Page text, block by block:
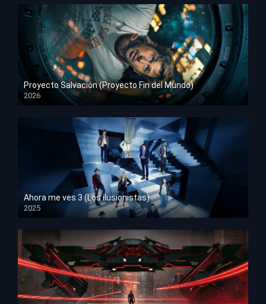
Proyecto Salvación (Proyecto Fin del Mundo)
2026
HD 1080p
Ahora me ves 3 (Los ilusionistas)
2025
HD 1080p